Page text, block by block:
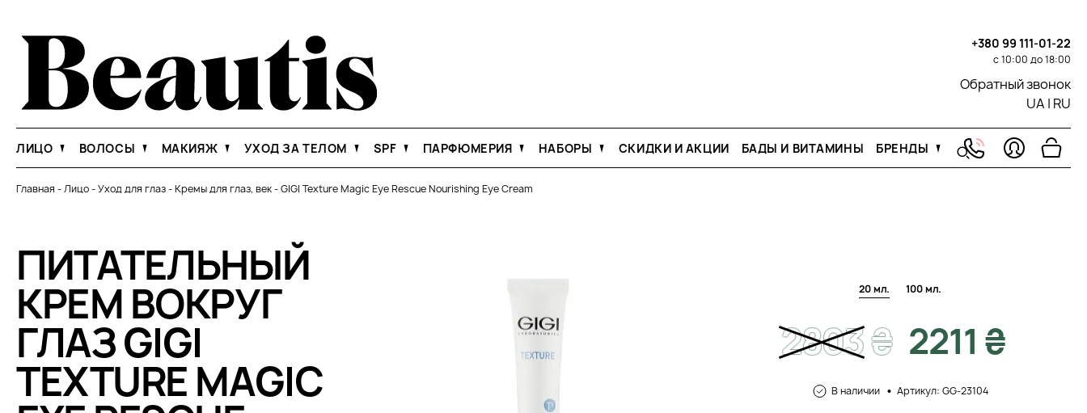
+380 99 111-01-22
с 10:00 до 18:00
Обратный звонок
UA | RU
ЛИЦО ВОЛОСЫ МАКИЯЖ УХОД ЗА ТЕЛОМ SPF ПАРФЮМЕРИЯ НАБОРЫ СКИДКИ И АКЦИИ БАДЫ И ВИТАМИНЫ БРЕНДЫ
Главная -Лицо-Уход для глаз-Кремы для глаз, век-GIGI Texture Magic Eye Rescue Nourishing Eye Cream
ПИТАТЕЛЬНЫЙ
КРЕМ ВОКРУГ
ГЛАЗ GIGI
TEXTURE MAGIC
20 мл. 100 мл.
2803₴ 2211 ₴
В наличии Артикул: GG-23104